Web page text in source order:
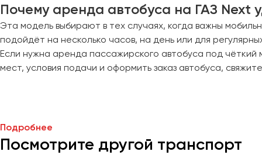
Почему аренда автобуса на ГАЗ Next
Эта модель выбирают в тех случаях, когда важны
подойдёт на несколько часов, на день или для
Если нужна аренда пассажирского автобуса под
мест, условия подачи и оформить заказ автобуса,
Подробнее
Посмотрите другой транспорт
Магнитогорск